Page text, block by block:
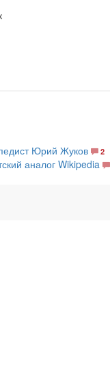
Юрий Жуков
2
аналог Wikipedia